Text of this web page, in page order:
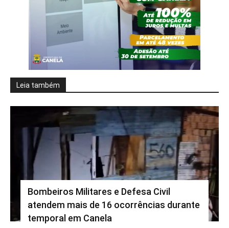
Leia também
Bombeiros Militares e Defesa Civil
atendem mais de 16 ocorrências durante
temporal em Canela